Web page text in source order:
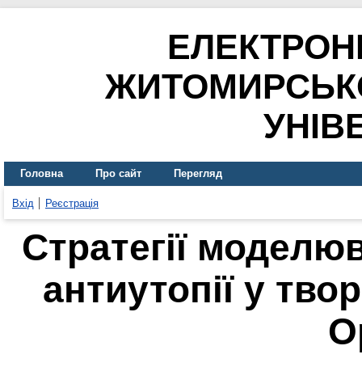
Головна Про сайт Перегляд
Вхід Реєстрація
Стратегії
антиутопії у